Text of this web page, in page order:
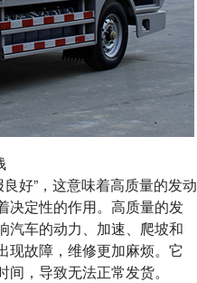
好”，这意味着高质量的发动
决定性的作用。高质量的发
汽车的动力、加速、爬坡和
现故障，维修更加麻烦。它
，导致无法正常发货。